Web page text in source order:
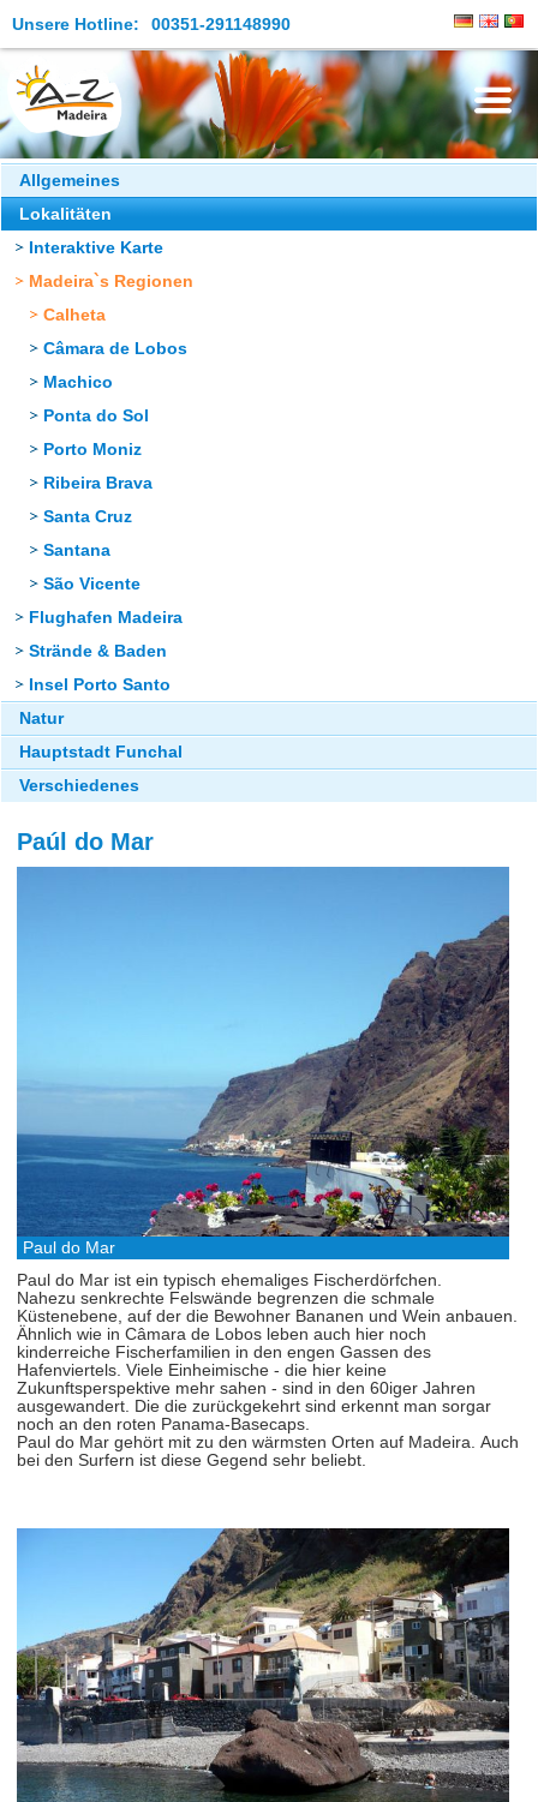
Unsere Hotline: 00351-291148990
Die Insel
Madeira Erleben
Aktuelles
Reiseangebote
Kontakt
Allgemeines
Lokalitäten
Interaktive Karte
Madeira`s Regionen
Calheta
Câmara de Lobos
Machico
Ponta do Sol
Porto Moniz
Ribeira Brava
Santa Cruz
Santana
São Vicente
Flughafen Madeira
Strände & Baden
Insel Porto Santo
Natur
Hauptstadt Funchal
Verschiedenes
Paúl do Mar
Paul do Mar
Paul do Mar ist ein typisch ehemaliges Fischerdörfchen.
Nahezu senkrechte Felswände begrenzen die schmale
Küstenebene, auf der die Bewohner Bananen und Wein anbauen.
Ähnlich wie in Câmara de Lobos leben auch hier noch
kinderreiche Fischerfamilien in den engen Gassen des
Hafenviertels. Viele Einheimische - die hier keine
Zukunftsperspektive mehr sahen - sind in den 60iger Jahren
ausgewandert. Die die zurückgekehrt sind erkennt man sorgar
noch an den roten Panama-Basecaps.
Paul do Mar gehört mit zu den wärmsten Orten auf Madeira. Auch
bei den Surfern ist diese Gegend sehr beliebt.